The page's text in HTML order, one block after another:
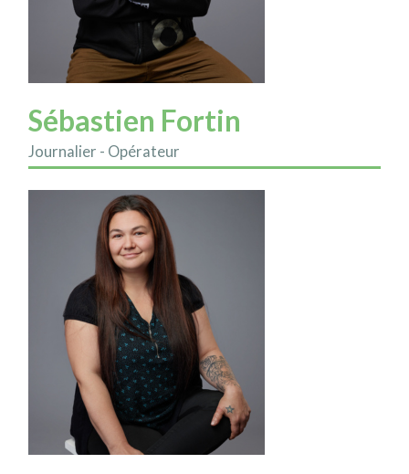
Sébastien Fortin
Journalier - Opérateur